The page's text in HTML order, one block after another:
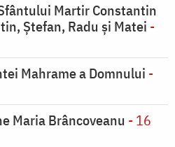
Martir Constantin
Ștefan, Radu și Matei -
Mahrame a Domnului -
Maria Brâncoveanu - 16